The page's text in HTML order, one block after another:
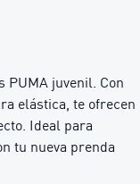
PUMA juvenil. Con
elástica, te ofrecen
Ideal para
tu nueva prenda